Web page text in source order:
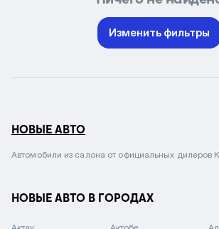
Изменить фильтры
НОВЫЕ АВТО
Автомобили из салона от официальных дилеров
НОВЫЕ АВТО В ГОРОДАХ